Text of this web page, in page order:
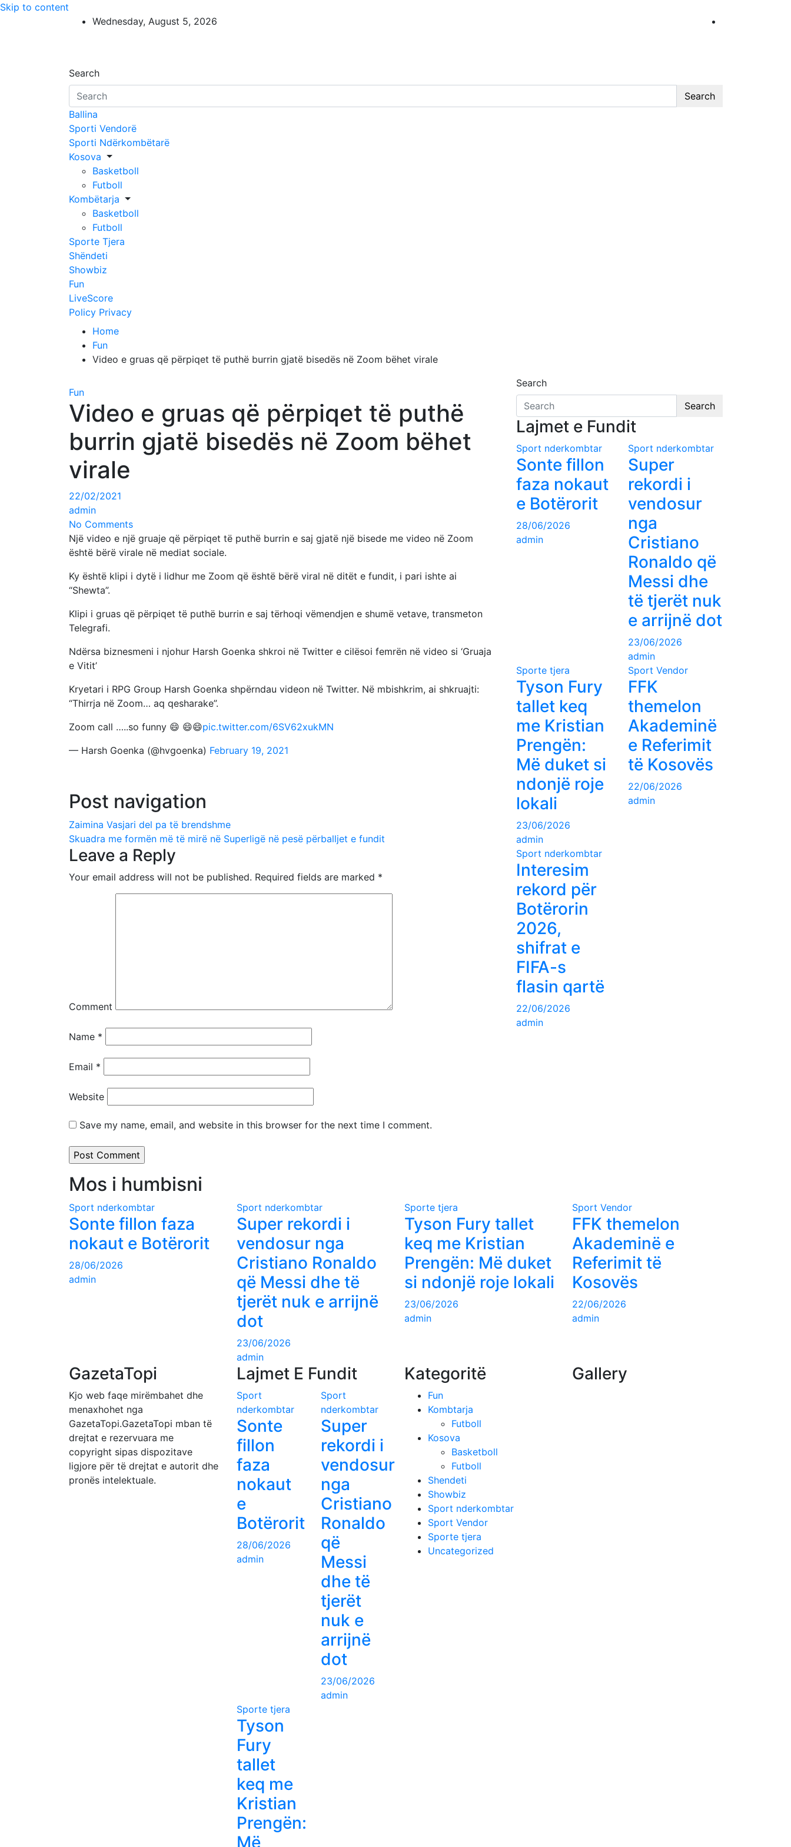
Skip to content
Wednesday, August 5, 2026
Search
Search
Ballina
Sporti Vendorë
Sporti Ndërkombëtarë
Kosova
Basketboll
Futboll
Kombëtarja
Basketboll
Futboll
Sporte Tjera
Shëndeti
Showbiz
Fun
LiveScore
Policy Privacy
Home
Fun
Video e gruas që përpiqet të puthë burrin gjatë bisedës në Zoom bëhet virale
Fun
Video e gruas që përpiqet të puthë
burrin gjatë bisedës në Zoom bëhet
virale
22/02/2021
admin
No Comments
Një video e një gruaje që përpiqet të puthë burrin e saj gjatë një bisede me video në Zoom
është bërë virale në mediat sociale.
Ky është klipi i dytë i lidhur me Zoom që është bërë viral në ditët e fundit, i pari ishte ai
“Shewta”.
Klipi i gruas që përpiqet të puthë burrin e saj tërhoqi vëmendjen e shumë vetave, transmeton
Telegrafi.
Ndërsa biznesmeni i njohur Harsh Goenka shkroi në Twitter e cilësoi femrën në video si ‘Gruaja
e Vitit’
Kryetari i RPG Group Harsh Goenka shpërndau videon në Twitter. Në mbishkrim, ai shkruajti:
“Thirrja në Zoom… aq qesharake”.
Zoom call …..so funny 😄 😄😄pic.twitter.com/6SV62xukMN
— Harsh Goenka (@hvgoenka) February 19, 2021
Post navigation
Zaimina Vasjari del pa të brendshme
Skuadra me formën më të mirë në Superligë në pesë përballjet e fundit
Leave a Reply
Your email address will not be published. Required fields are marked *
Comment
Name *
Email *
Website
Save my name, email, and website in this browser for the next time I comment.
Search
Search
Lajmet e Fundit
Sport nderkombtar
Sonte fillon
faza nokaut
e Botërorit
28/06/2026
admin
Sport nderkombtar
Super
rekordi i
vendosur
nga
Cristiano
Ronaldo që
Messi dhe
të tjerët nuk
e arrijnë dot
23/06/2026
admin
Sporte tjera
Tyson Fury
tallet keq
me Kristian
Prengën:
Më duket si
ndonjë roje
lokali
23/06/2026
admin
Sport Vendor
FFK
themelon
Akademinë
e Referimit
të Kosovës
22/06/2026
admin
Sport nderkombtar
Interesim
rekord për
Botërorin
2026,
shifrat e
FIFA-s
flasin qartë
22/06/2026
admin
Mos i humbisni
Sport nderkombtar
Sonte fillon faza
nokaut e Botërorit
28/06/2026
admin
Sport nderkombtar
Super rekordi i
vendosur nga
Cristiano Ronaldo
që Messi dhe të
tjerët nuk e arrijnë
dot
23/06/2026
admin
Sporte tjera
Tyson Fury tallet
keq me Kristian
Prengën: Më duket
si ndonjë roje lokali
23/06/2026
admin
Sport Vendor
FFK themelon
Akademinë e
Referimit të
Kosovës
22/06/2026
admin
GazetaTopi
Kjo web faqe mirëmbahet dhe
menaxhohet nga
GazetaTopi.GazetaTopi mban të
drejtat e rezervuara me
copyright sipas dispozitave
ligjore për të drejtat e autorit dhe
pronës intelektuale.
Lajmet E Fundit
Sport
nderkombtar
Sonte
fillon
faza
nokaut
e
Botërorit
28/06/2026
admin
Sport
nderkombtar
Super
rekordi i
vendosur
nga
Cristiano
Ronaldo
që
Messi
dhe të
tjerët
nuk e
arrijnë
dot
23/06/2026
admin
Sporte tjera
Tyson
Fury
tallet
keq me
Kristian
Prengën:
Më
Kategoritë
Fun
Kombtarja
Futboll
Kosova
Basketboll
Futboll
Shendeti
Showbiz
Sport nderkombtar
Sport Vendor
Sporte tjera
Uncategorized
Gallery